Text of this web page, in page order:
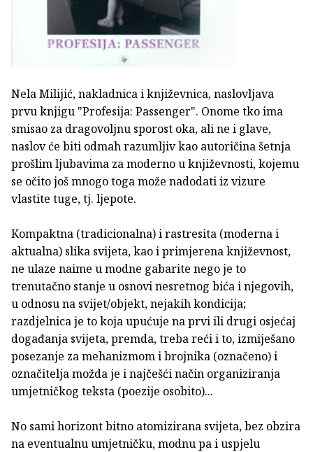
Nela Milijić, nakladnica i književnica, naslovljava
prvu knjigu "Profesija: Passenger". Onome tko ima
smisao za dragovoljnu sporost oka, ali ne i glave,
naslov će biti odmah razumljiv kao autoričina šetnja
prošlim ljubavima za moderno u književnosti, kojemu
se očito još mnogo toga može nadodati iz vizure
vlastite tuge, tj. ljepote.
Kompaktna (tradicionalna) i rastresita (moderna i
aktualna) slika svijeta, kao i primjerena književnost,
ne ulaze naime u modne gabarite nego je to
trenutačno stanje u osnovi nesretnog bića i njegovih,
u odnosu na svijet/objekt, nejakih kondicija;
razdjelnica je to koja upućuje na prvi ili drugi osjećaj
događanja svijeta, premda, treba reći i to, izmiješano
posezanje za mehanizmom i brojnika (označeno) i
označitelja možda je i najčešći način organiziranja
umjetničkog teksta (poezije osobito)...
No sami horizont bitno atomizirana svijeta, bez obzira
na eventualnu umjetničku, modnu pa i uspjelu